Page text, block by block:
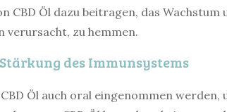
CBD Öl dazu beitragen, das Wachstum
verursacht, zu hemmen.
des Immunsystems
Öl auch oral eingenommen werden,